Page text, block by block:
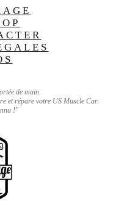
de main.
et répare votre US Muscle Car.
!"